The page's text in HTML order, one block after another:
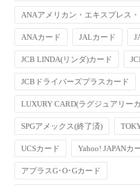
ANAアメリカン・エキスプレス
ANAカード JALカード
JCB LINDA(リンダ)カード
JCBドライバーズプラスカード
LUXURY CARD(ラグジュアリー
SPGアメックス(終了済)
UCSカード Yahoo! JAPANカ
アプラスG･O･Gカード